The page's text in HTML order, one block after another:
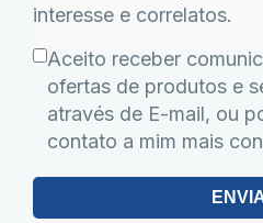
interesse e correlatos.
Aceito receber
ofertas de produtos e
através de E-mail, ou
contato a mim mais